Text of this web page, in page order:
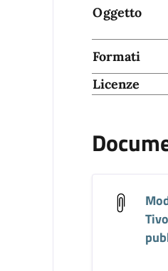
Oggetto
Formati
Licenze